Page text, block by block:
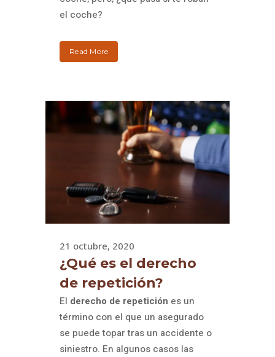
el coche?
Read More
21 octubre, 2020
¿Qué es el derecho
de repetición?
El derecho de repetición es un
término con el que un asegurado
se puede topar tras un accidente o
siniestro. En algunos casos las